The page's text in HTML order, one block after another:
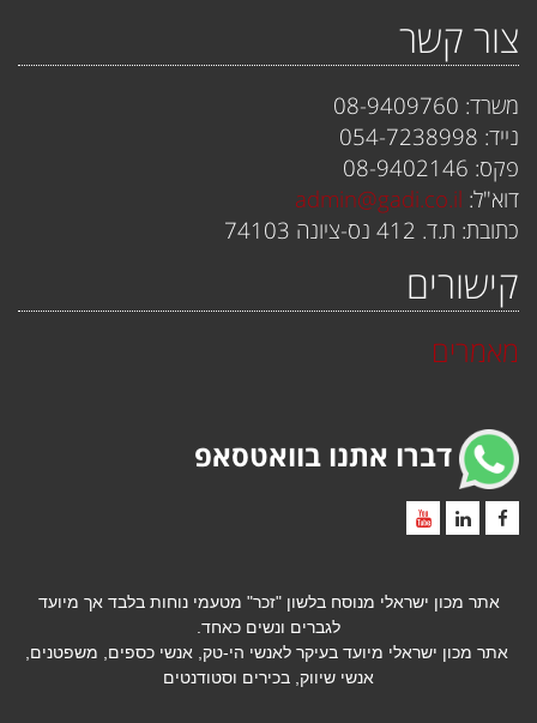
צור קשר
משרד: 08-9409760
נייד: 054-7238998
פקס: 08-9402146
דוא"ל: admin@gadi.co.il
כתובת: ת.ד. 412 נס-ציונה 74103
קישורים
מאמרים
דברו אתנו בוואטסאפ
אתר מכון ישראלי מנוסח בלשון "זכר" מטעמי נוחות בלבד אך מיועד
לגברים ונשים כאחד.
אתר מכון ישראלי מיועד בעיקר לאנשי הי-טק, אנשי כספים, משפטנים,
אנשי שיווק, בכירים וסטודנטים